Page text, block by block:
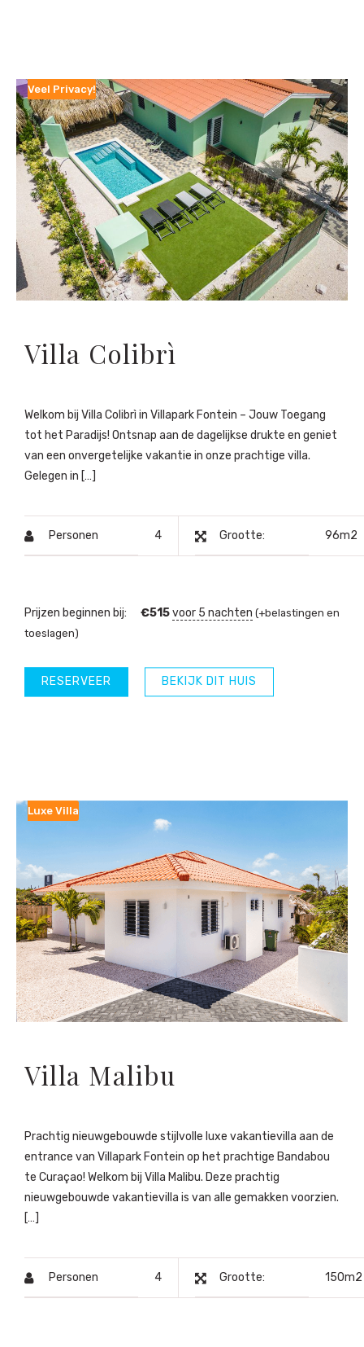
Veel Privacy!
Villa Colibrì
Welkom bij Villa Colibrì in Villapark Fontein – Jouw Toegang
tot het Paradijs! Ontsnap aan de dagelijkse drukte en geniet
van een onvergetelijke vakantie in onze prachtige villa.
Gelegen in […]
Personen 4 Grootte: 96m2
Prijzen beginnen bij: €515voor 5 nachten (+belastingen en
toeslagen)
BEKIJK DIT HUIS
RESERVEER
Luxe Villa
Villa Malibu
Prachtig nieuwgebouwde stijlvolle luxe vakantievilla aan de
entrance van Villapark Fontein op het prachtige Bandabou
te Curaçao! Welkom bij Villa Malibu. Deze prachtig
nieuwgebouwde vakantievilla is van alle gemakken voorzien.
[…]
Personen 4 Grootte: 150m2